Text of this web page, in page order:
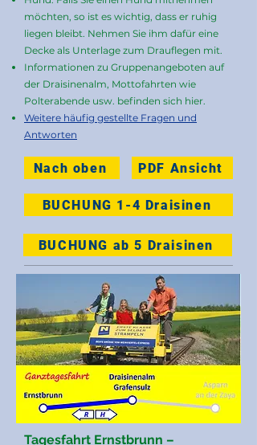
möchten, so ist es wichtig, dass er ruhig
liegen bleibt. Nehmen Sie ihm dafür eine
Decke als Unterlage zum Drauflegen mit.
Informationen zu Gruppenangeboten auf
der Draisinenalm, Mottofahrten wie
Polterabende usw. befinden sich hier.
Weitere häufig gestellte Fragen und
Antworten
Nach oben PDF Ansicht
BUCHUNG 1-4 Draisinen
BUCHUNG ab 5 Draisinen
Tagesfahrt Ernstbrunn –